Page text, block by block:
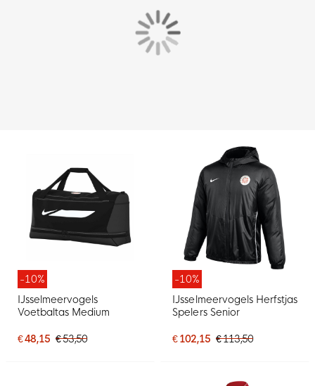
-10%
IJsselmeervogels
Voetbaltas Medium
€ 48,15 € 53,50
-10%
IJsselmeervogels Herfstjas
Spelers Senior
€ 102,15 € 113,50